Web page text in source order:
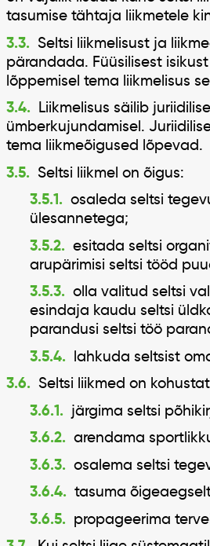
tasumise tähtaja liikmetele
Seltsi liikmelisust ja
pärandada. Füüsilisest
lõppemisel tema liikmelisus
Liikmelisus säilib
ümberkujundamisel.
tema liikmeõigused lõpevad.
Seltsi liikmel on õigus:
osaleda seltsi
ülesannetega;
esitada seltsi
arupärimisi seltsi tööd
olla valitud seltsi
esindaja kaudu seltsi
parandusi seltsi töö
lahkuda seltsist
Seltsi liikmed on
järgima seltsi
arendama
osalema seltsi
tasuma
propageerima